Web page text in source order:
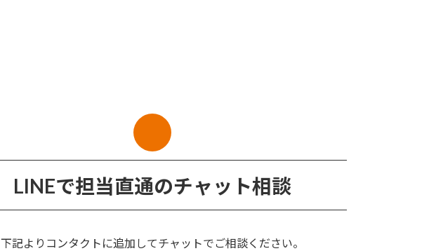
LINEで担当直通のチャット相談
下記よりコンタクトに追加してチャットでご相談ください。